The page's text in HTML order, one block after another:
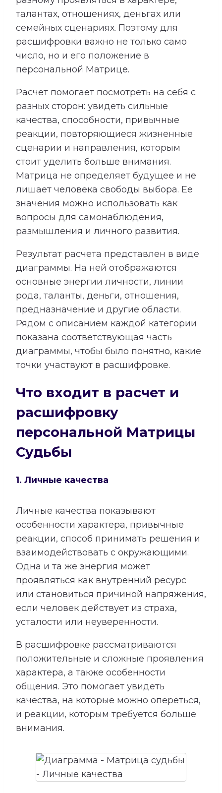
талантах, отношениях, деньгах или
семейных сценариях. Поэтому для
расшифровки важно не только само
число, но и его положение в
персональной Матрице.
Расчет помогает посмотреть на себя с
разных сторон: увидеть сильные
качества, способности, привычные
реакции, повторяющиеся жизненные
сценарии и направления, которым
стоит уделить больше внимания.
Матрица не определяет будущее и не
лишает человека свободы выбора. Ее
значения можно использовать как
вопросы для самонаблюдения,
размышления и личного развития.
Результат расчета представлен в виде
диаграммы. На ней отображаются
основные энергии личности, линии
рода, таланты, деньги, отношения,
предназначение и другие области.
Рядом с описанием каждой категории
показана соответствующая часть
диаграммы, чтобы было понятно, какие
точки участвуют в расшифровке.
Что входит в расчет и
расшифровку
персональной Матрицы
Судьбы
1. Личные качества
Личные качества показывают
особенности характера, привычные
реакции, способ принимать решения и
взаимодействовать с окружающими.
Одна и та же энергия может
проявляться как внутренний ресурс
или становиться причиной напряжения,
если человек действует из страха,
усталости или неуверенности.
В расшифровке рассматриваются
положительные и сложные проявления
характера, а также особенности
общения. Это помогает увидеть
качества, на которые можно опереться,
и реакции, которым требуется больше
внимания.